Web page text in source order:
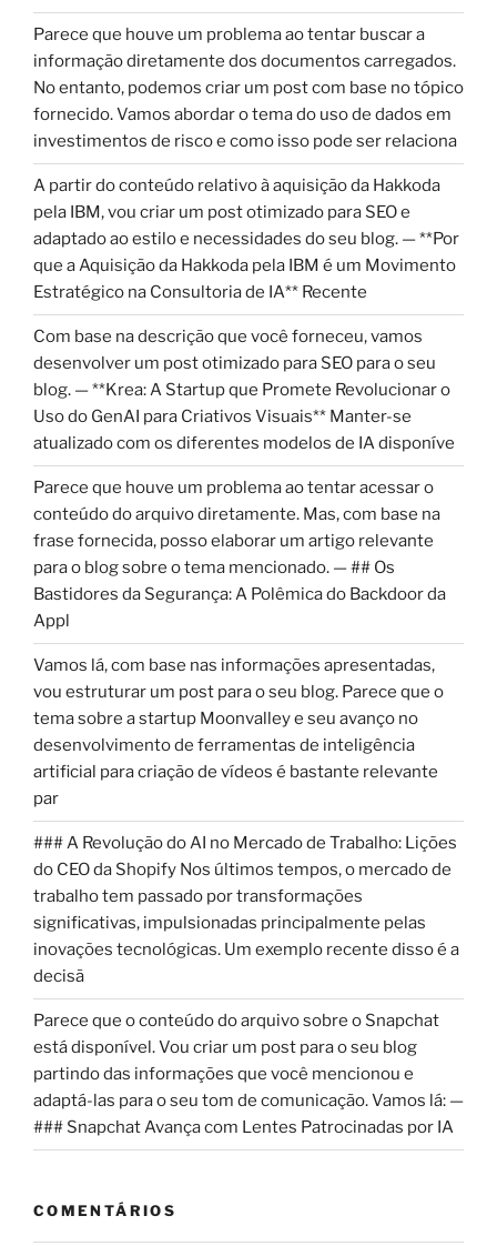
Parece que houve um problema ao tentar buscar a
informação diretamente dos documentos carregados.
No entanto, podemos criar um post com base no tópico
fornecido. Vamos abordar o tema do uso de dados em
investimentos de risco e como isso pode ser relaciona
A partir do conteúdo relativo à aquisição da Hakkoda
pela IBM, vou criar um post otimizado para SEO e
adaptado ao estilo e necessidades do seu blog. — **Por
que a Aquisição da Hakkoda pela IBM é um Movimento
Estratégico na Consultoria de IA** Recente
Com base na descrição que você forneceu, vamos
desenvolver um post otimizado para SEO para o seu
blog. — **Krea: A Startup que Promete Revolucionar o
Uso do GenAI para Criativos Visuais** Manter-se
atualizado com os diferentes modelos de IA disponíve
Parece que houve um problema ao tentar acessar o
conteúdo do arquivo diretamente. Mas, com base na
frase fornecida, posso elaborar um artigo relevante
para o blog sobre o tema mencionado. — ## Os
Bastidores da Segurança: A Polêmica do Backdoor da
Appl
Vamos lá, com base nas informações apresentadas,
vou estruturar um post para o seu blog. Parece que o
tema sobre a startup Moonvalley e seu avanço no
desenvolvimento de ferramentas de inteligência
artificial para criação de vídeos é bastante relevante
par
### A Revolução do AI no Mercado de Trabalho: Lições
do CEO da Shopify Nos últimos tempos, o mercado de
trabalho tem passado por transformações
significativas, impulsionadas principalmente pelas
inovações tecnológicas. Um exemplo recente disso é a
decisã
Parece que o conteúdo do arquivo sobre o Snapchat
está disponível. Vou criar um post para o seu blog
partindo das informações que você mencionou e
adaptá-las para o seu tom de comunicação. Vamos lá: —
### Snapchat Avança com Lentes Patrocinadas por IA
COMENTÁRIOS